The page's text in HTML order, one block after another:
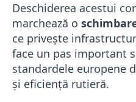
Deschiderea acestui
marchează o
ce privește
face un pas important
standardele europene
și eficiență rutieră.